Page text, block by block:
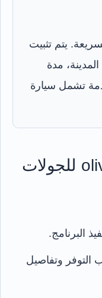
يتم تثبيت
مدة
تشمل سيارة
لماذا تختار olivertransfer للجولات
البرنامج.
وتفاصيل